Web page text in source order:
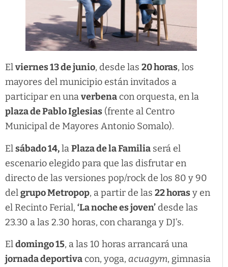
Elviernes 13 de junio, desde las 20 horas, los
mayores del municipio están invitados a
participar en unaverbenacon orquesta, en la
plaza de Pablo Iglesias (frente al Centro
Municipal de Mayores Antonio Somalo).
Elsábado 14,laPlaza de la Familia será el
escenario elegido para que las disfrutar en
directo de las versiones pop/rock de los 80 y 90
delgrupo Metropop, a partir de las 22 horasy en
el Recinto Ferial, ‘La noche es joven’ desde las
23.30 a las 2.30 horas, con charanga y DJ’s.
Eldomingo 15, a las 10 horas arrancará una
jornada deportivacon, yoga, acuagym, gimnasia